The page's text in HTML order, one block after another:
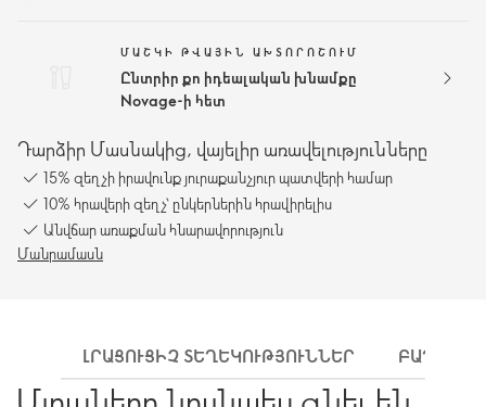
ՄԱՇԿԻ ԹՎԱՅԻՆ ԱԽՏՈՐՈՇՈՒՄ
Ընտրիր քո իդեալական խնամքը
Novage-ի հետ
Դարձիր Մասնակից, վայելիր առավելությունները
15% զեղչի իրավունք յուրաքանչյուր պատվերի համար
10% հրավերի զեղչ՝ ընկերներին հրավիրելիս
Անվճար առաքման հնարավորություն
Մանրամասն
ԼՐԱՑՈՒՑԻՉ ՏԵՂԵԿՈՒԹՅՈՒՆՆԵՐ